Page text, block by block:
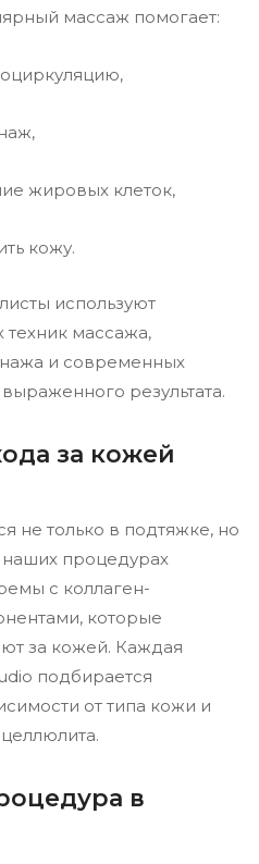
массаж помогает:
жировых клеток,
кожу.
используют
техник массажа,
и современных
результата.
за кожей
не только в подтяжке, но
наших процедурах
с коллаген-
которые
за кожей. Каждая
подбирается
от типа кожи и
в